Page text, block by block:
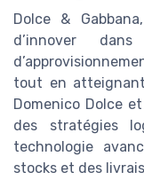
Dolce &
d’innover
tout en
Domenico Dolce
des stratégies
technologie
stocks et des